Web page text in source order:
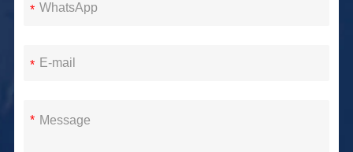
*
*
*